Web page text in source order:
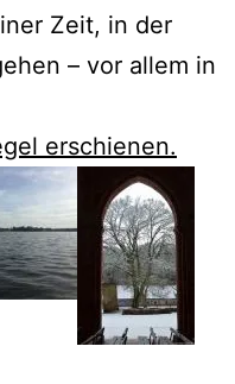
Zeit, in der
– vor allem in
erschienen.